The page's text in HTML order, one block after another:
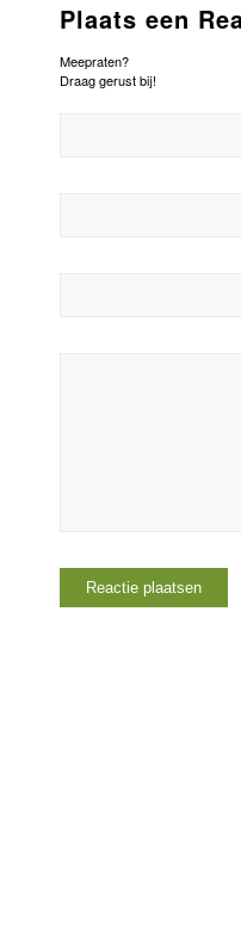
Plaats een
Meepraten?
Draag gerust bij!